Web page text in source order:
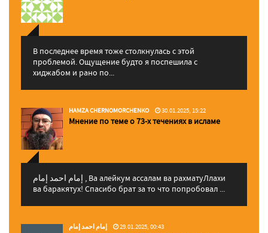
В последнее время тоже столкнулась с этой
проблемой. Ощущение будто я поспешила с
хиджабом и рано по...
HAMZA CHERNOMORCHENKO 30.01.2025, 15:22
Мнение по теме о 73-х течениях в исламе
إمام احمد إمام , Ва алейкум ассалам ва рахматуЛлахи
ва баракятух! Спасибо брат за то что попробовал ...
إمام احمد إمام 29.01.2025, 00:43